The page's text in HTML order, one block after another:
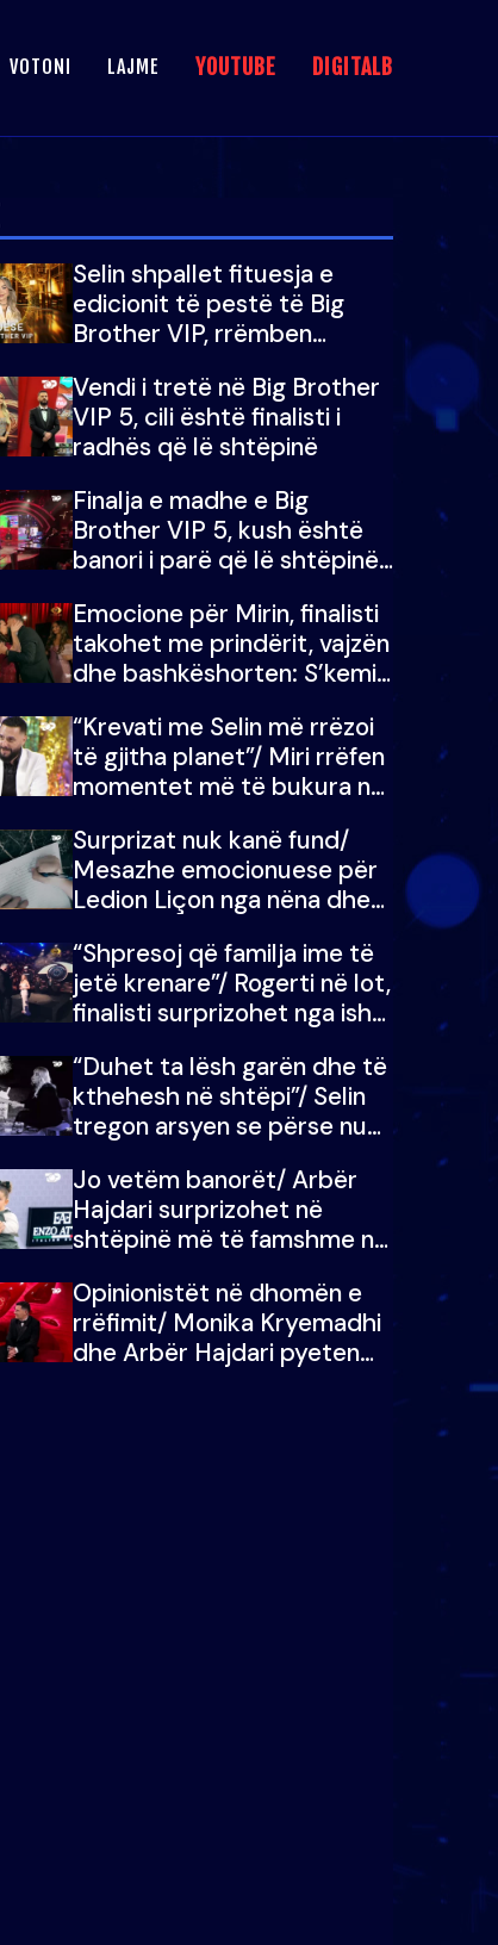
VOTONI LAJME YOUTUBE DIGITALB
Selin shpallet fituesja e
edicionit të pestë të Big
Brother VIP, rrëmben
mijë eurosh
Vendi i tretë në Big Brother
VIP 5, cili është finalisti i
radhës që lë shtëpinë
Finalja e madhe e Big
Brother VIP 5, kush është
banori i parë që lë shtëpinë
fituar çmimin e madh
Emocione për Mirin, finalisti
takohet me prindërit, vajzën
dhe bashkëshorten: S’kemi
“Krevati me Selin më rrëzoi
të gjitha planet”/ Miri rrëfen
momentet më të bukura në
mungojë zilja e mëngjesit
kur…
Surprizat nuk kanë fund/
Mesazhe emocionuese për
Ledion Liçon nga nëna dhe
i mban dot lotët: Nuk
meritoj…
“Shpresoj që familja ime të
jetë krenare”/ Rogerti në lot,
finalisti surprizohet nga ish-
“Duhet ta lësh garën dhe të
kthehesh në shtëpi”/ Selin
tregon arsyen se përse nuk
Doja ta çoja luftën time deri
në fund
Jo vetëm banorët/ Arbër
Hajdari surprizohet në
shtëpinë më të famshme në
me vajzën e tij
Opinionistët në dhomën e
rrëfimit/ Monika Kryemadhi
dhe Arbër Hajdari pyeten